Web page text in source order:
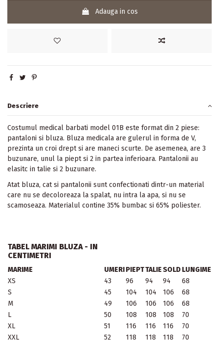
Adauga in cos
Descriere
Costumul medical barbati model 01B este format din 2 piese:
pantaloni si bluza. Bluza medicala are gulerul in forma de V,
prezinta un croi drept si are maneci scurte. De asemenea, are 3
buzunare, unul la piept si 2 in partea inferioara. Pantalonii au
elasitc in talie si 2 buzunare.
Atat bluza, cat si pantalonii sunt confectionati dintr-un material
care nu se decoloreaza la spalat, nu intra la apa, si nu se
scamoseaza. Materialul contine 35% bumbac si 65% poliester.
TABEL MARIMI BLUZA - IN
CENTIMETRI
MARIME UMERIPIEPTTALIESOLD LUNGIME
XS
43 96 94 94
68
S
45 104 104 106
68
M
49 106 106 106
68
L
50 108 108 108
70
XL
51 116 116 116
70
XXL
52 118 118 118
70